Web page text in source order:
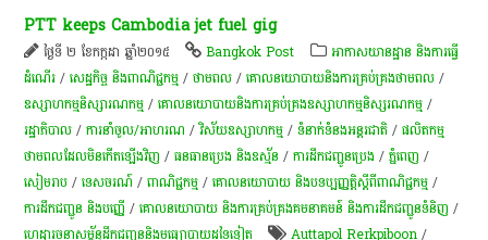
PTT keeps Cambodia jet fuel gig
ថ្ងៃទី ២ ខែកក្កដា ឆ្នាំ២០១៥ Bangkok Post
អាកាសយានដ្ឋាន និងការធ្វើ
ដំណើរ /សេដ្ឋកិច្ច និងពាណិជ្ជកម្ម /ថាមពល /គោលនយោបាយ​និង​ការគ្រប់គ្រង​ថាមពល /
ឧស្សាហកម្មនិស្សារណកម្ម /គោលនយោបាយនិងការគ្រប់គ្រងឧស្សាហកម្មនិស្សរណកម្ម /
រដ្ឋាភិបាល /ការនាំចូល/អាហរណ /វិស័យឧស្សាហកម្ម /ទំនាក់ទំនងអន្តរជាតិ /ផលិតកម្ម
ថាមពលដែលមិនកើតឡើងវិញ /ធនធានប្រេង និងឧស្ម័ន /ការដឹកជញ្ជូនប្រេង /ភ្នំពេញ /
សៀមរាប /ទេសចរណ៍ /ពាណិជ្ជកម្ម /គោលនយោបាយ និងបទប្បញ្ញត្តិស្តីពីពាណិជ្ជកម្ម /
ការដឹកជញ្ជូន និងបញ្ញើ /គោលនយោបាយ និងការគ្រប់គ្រងគមនាគមន៍ និងការដឹកជញ្ជូនទំនិញ /
ហេដ្ឋារចនាសម្ព័ន្ធដឹកជញ្ជូននិងមធ្យោបាយដទៃទៀត
Auttapol Rerkpiboon /